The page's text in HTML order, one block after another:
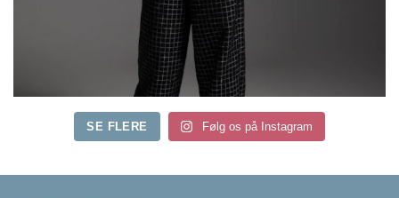
SE FLERE Følg os på Instagram